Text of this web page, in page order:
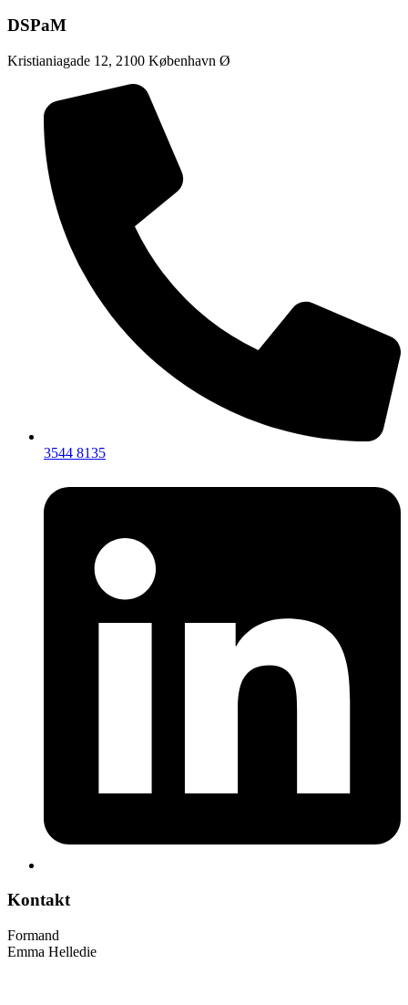
DSPaM
Kristianiagade 12, 2100 København Ø
3544 8135
Kontakt
Formand
Emma Helledie